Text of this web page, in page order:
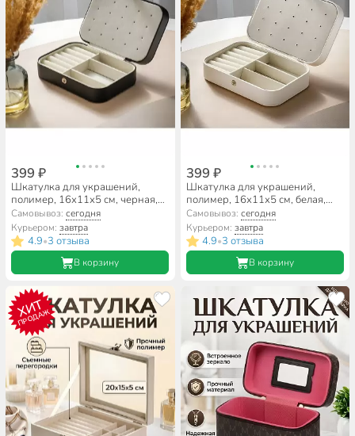
399 ₽
Шкатулка для украшений,
полимер, 16х11х5 см, черная,
A320029
Самовывоз:сегодня
Курьером:завтра
4.9•3 отзыва
В корзину
399 ₽
Шкатулка для украшений,
полимер, 16х11х5 см, белая,
A320028
Самовывоз: сегодня
Курьером: завтра
4.9•3 отзыва
В корзину
ХИТ
ПРОДАЖ